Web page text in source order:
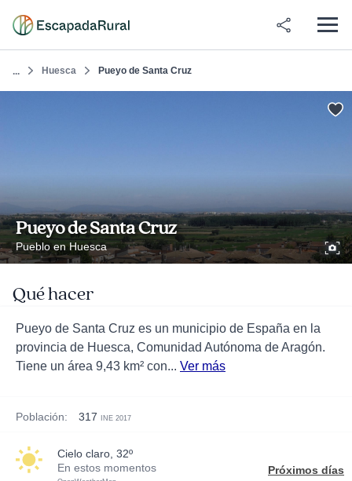
... Huesca Pueyo de Santa Cruz
Pueyo de Santa Cruz
Pueblo en Huesca
Qué hacer
Pueyo de Santa Cruz es un municipio de España en la
provincia de Huesca, Comunidad Autónoma de Aragón.
Tiene un área 9,43 km² con... Ver más
Población: 317 INE 2017
cielo claro, 32º
En estos momentos
Próximos días